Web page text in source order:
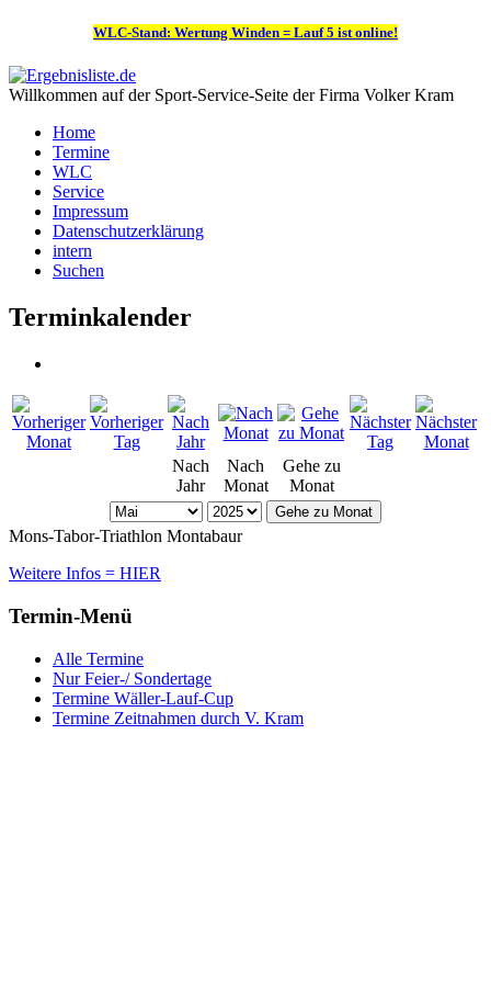
WLC-Stand: Wertung Winden = Lauf 5 ist online!
Willkommen auf der Sport-Service-Seite der Firma Volker Kram
Home
Termine
WLC
Service
Impressum
Datenschutzerklärung
intern
Suchen
Terminkalender
Nach
Jahr
Nach
Monat
Gehe zu
Monat
Gehe zu Monat
Mons-Tabor-Triathlon Montabaur
Weitere Infos = HIER
Termin-Menü
Alle Termine
Nur Feier-/ Sondertage
Termine Wäller-Lauf-Cup
Termine Zeitnahmen durch V. Kram